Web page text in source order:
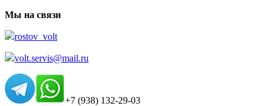
Мы на связи
rostov_volt
volt.servis@mail.ru
+7 (938) 132-29-03